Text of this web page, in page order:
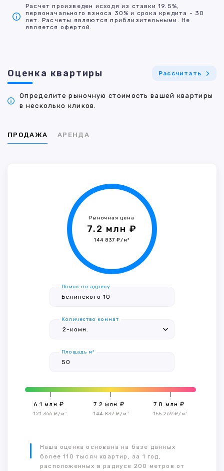
Расчет произведен исходя из ставки 19.5%,
первоначального взноса 30% и срока кредита - 30
лет. Расчеты являются приблизительными. Не
является офертой.
Оценка квартиры Рассчитать
Определите рыночную стоимость вашей квартиры
в несколько кликов.
ПРОДАЖА АРЕНДА
Рыночная цена
7.2 млн ₽
144 837 ₽/м²
Поиск по адресу
Количество комнат
Площадь м²
6.1 млн ₽
121 366 ₽/м²
7.2 млн ₽
144 837 ₽/м²
7.8 млн ₽
155 269 ₽/м²
Наша оценка основана на базе данных
более 110 тысяч квартир, за 1 год,
расположенных в радиусе 200 метров от